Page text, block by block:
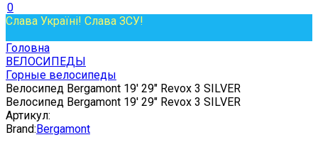
0
Слава Україні! Слава ЗСУ!
Головна
ВЕЛОСИПЕДЫ
Горные велосипеды
Велосипед Bergamont 19' 29" Revox 3 SILVER
Велосипед Bergamont 19' 29" Revox 3 SILVER
Артикул:
Brand:Bergamont